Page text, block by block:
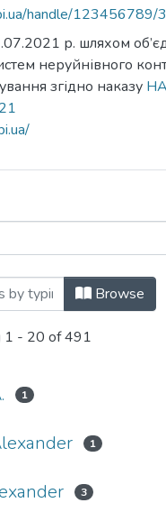
handle/123456789/
р. шляхом
неруйнівного
згідно наказу
КафедраBrowse
1 - 20 of 491
1
1
3